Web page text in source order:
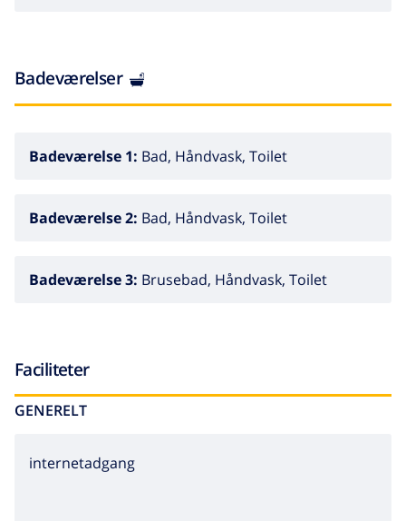
Badeværelser
Badeværelse 1: Bad, Håndvask, Toilet
Badeværelse 2: Bad, Håndvask, Toilet
Badeværelse 3: Brusebad, Håndvask, Toilet
Faciliteter
GENERELT
internetadgang